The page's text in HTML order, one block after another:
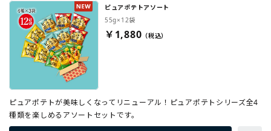
ピュアポテトアソート
55g×12袋
￥1,880
ピュアポテトが美味しくなってリニューアル！ピュアポテトシリーズ全4
種類を楽しめるアソートセットです。